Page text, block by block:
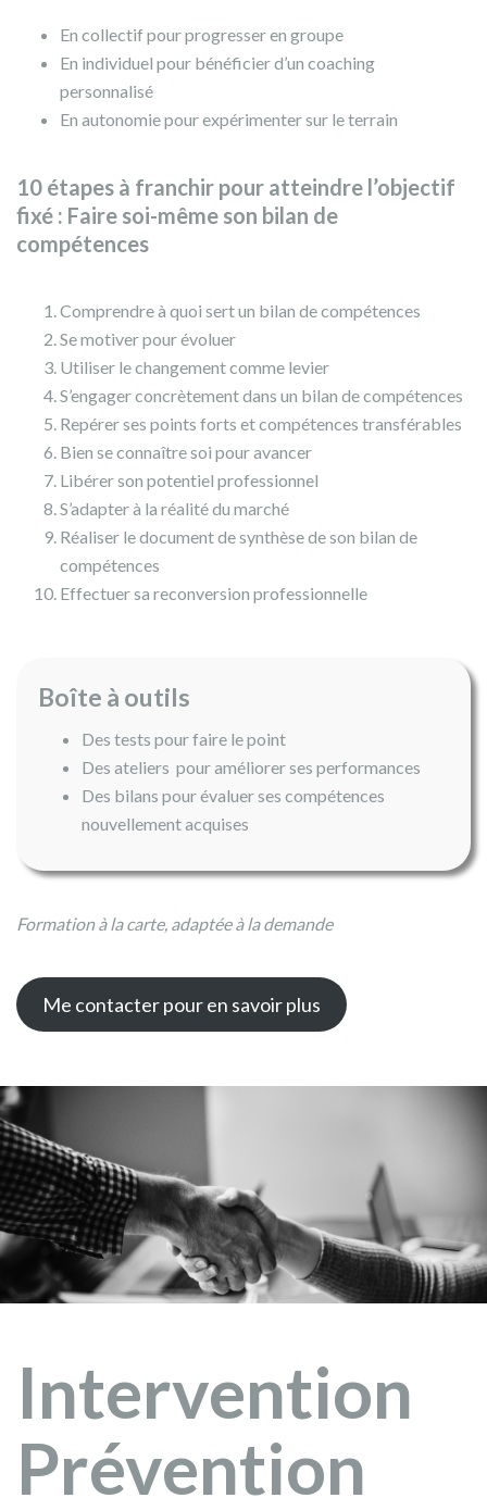
En collectif pour progresser en groupe
En individuel pour bénéficier d’un coaching
personnalisé
En autonomie pour expérimenter sur le terrain
10 étapes à franchir pour atteindre l’objectif
fixé : Faire soi-même son bilan de
compétences
Comprendre à quoi sert un bilan de compétences
Se motiver pour évoluer
Utiliser le changement comme levier
S’engager concrètement dans un bilan de compétences
Repérer ses points forts et compétences transférables
Bien se connaître soi pour avancer
Libérer son potentiel professionnel
S’adapter à la réalité du marché
Réaliser le document de synthèse de son bilan de
compétences
Effectuer sa reconversion professionnelle
Boîte à outils
Des tests pour faire le point
Des ateliers pour améliorer ses performances
Des bilans pour évaluer ses compétences
nouvellement acquises
Formation à la carte, adaptée à la demande
Me contacter pour en savoir plus
Intervention
Prévention